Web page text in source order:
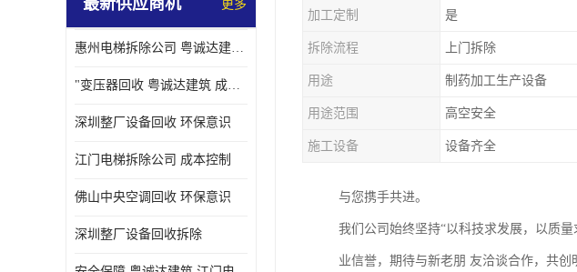
最新供应商机 更多
惠州电梯拆除公司 粤诚达建筑 安全保障
"变压器回收 粤诚达建筑 成本控制
深圳整厂设备回收 环保意识
江门电梯拆除公司 成本控制
佛山中央空调回收 环保意识
深圳整厂设备回收拆除
加工定制 是
拆除流程 上门拆除
用途 制药加工生产设备
用途范围 高空安全
施工设备 设备齐全
与您携手共进。
我们公司始终坚持“以科技求发展，以质
业信誉，期待与新老朋 友洽谈合作，共创